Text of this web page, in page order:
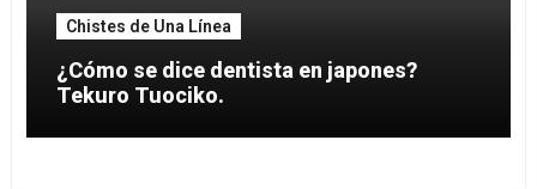
Chistes de Una Línea
¿Cómo se dice dentista en japones?
Tekuro Tuociko.